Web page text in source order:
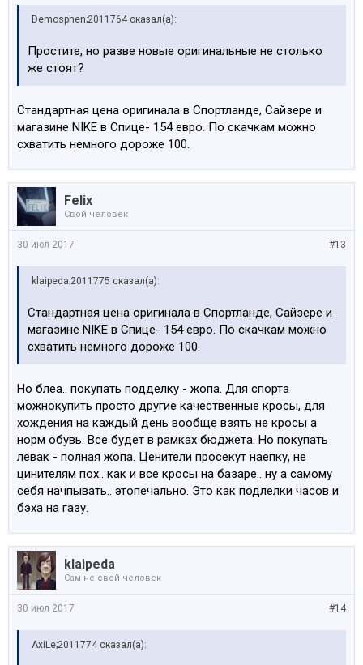
Demosphen;2011764 сказал(а):
Простите, но разве новые оригинальные не столько
же стоят?
Стандартная цена оригинала в Спортланде, Сайзере и
магазине NIKE в Спице- 154 евро. По скачкам можно
схватить немного дороже 100.
Felix
Свой человек
#13
30 июл 2017
klaipeda;2011775 сказал(а):
Стандартная цена оригинала в Спортланде, Сайзере и
магазине NIKE в Спице- 154 евро. По скачкам можно
схватить немного дороже 100.
Но блеа.. покупать подделку - жопа. Для спорта
можнокупить просто другие качественные кросы, для
хождения на каждый день вообще взять не кросы а
норм обувь. Все будет в рамках бюджета. Но покупать
левак - полная жопа. Ценители просекут наепку, не
цинителям пох.. как и все кросы на базаре.. ну а самому
себя начпывать.. этопечально. Это как подлелки часов и
бэха на газу.
klaipeda
Сам не свой человек
#14
30 июл 2017
AxiLe;2011774 сказал(а):